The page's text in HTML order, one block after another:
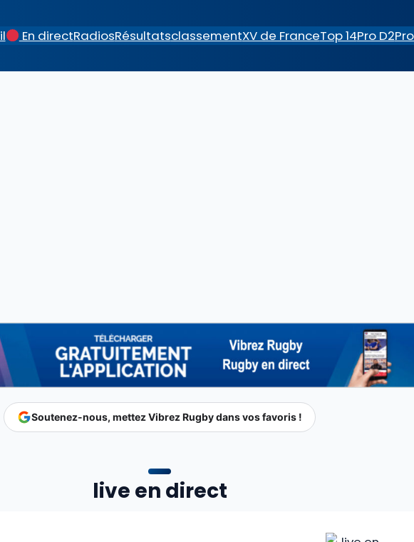
En directRadiosRésultatsclassementXV de FranceTop 14Pro D2
Soutenez-nous, mettez Vibrez Rugby dans vos favoris !
live en direct